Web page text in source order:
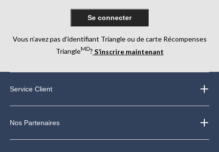
Se connecter
Vous n’avez pas d’identifiant Triangle ou de carte Récompenses
TriangleMD? S’inscrire maintenant
Service Client
Nos Partenaires